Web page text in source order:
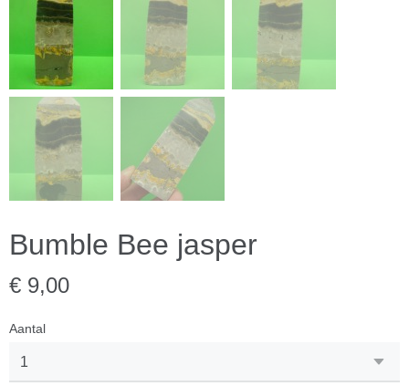
Bumble Bee jasper
€ 9,00
Aantal